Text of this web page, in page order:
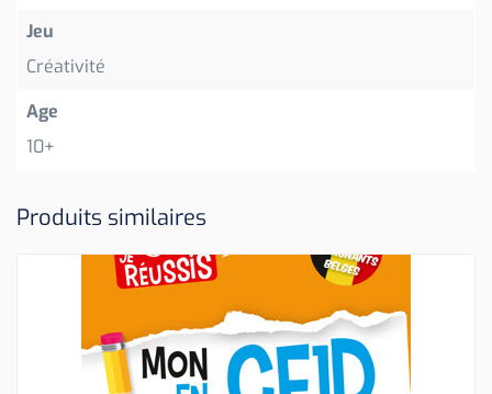
Jeu
Créativité
Age
10+
Produits similaires